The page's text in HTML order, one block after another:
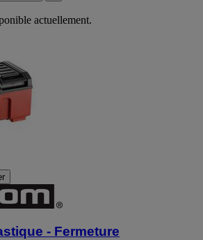
actuellement.
- Fermeture